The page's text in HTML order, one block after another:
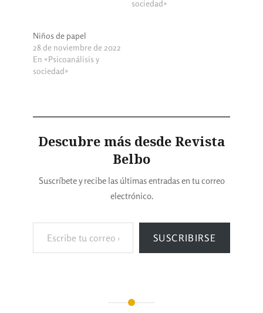
sociedad»
Niños de papel
28 de noviembre de 2022
En «Psicoanálisis y
sociedad»
Descubre más desde Revista
Belbo
Suscríbete y recibe las últimas entradas en tu correo
electrónico.
SUSCRIBIRSE